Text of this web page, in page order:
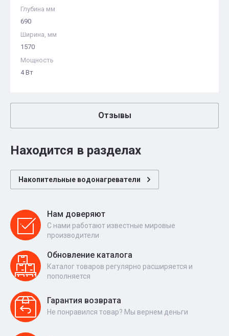
Глубина мм
690
Ширина, мм
1570
Мощность
4 Вт
Отзывы
Находится в разделах
Накопительные водонагреватели
Нам доверяют
С нами работают известные мировые
производители
Обновление каталога
Каталог товаров регулярно расширяется и
пополняется
Гарантия возврата
Не понравился товар? Мы вернем деньги